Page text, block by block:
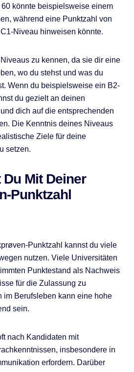
könnte beispielsweise einem
während eine Punktzahl von
Niveau hinweisen könnte.
zu kennen, da sie dir eine
wo du stehst und was du
Wenn du beispielsweise ein B2-
du gezielt an deinen
dich auf die entsprechenden
Die Kenntnis deines Niveaus
Ziele für deine
setzen.
Mit Deiner
Punktzahl
Punktzahl kannst du viele
nutzen. Viele Universitäten
Punktestand als Nachweis
für die Zulassung zu
im Berufsleben kann eine hohe
sein.
nach Kandidaten mit
insbesondere in
erfordern. Darüber